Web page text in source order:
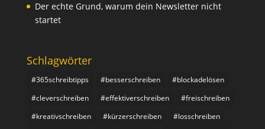
Der echte Grund, warum dein Newsletter nicht
startet
Schlagwörter
#365schreibtipps #besserschreiben
#blockadelösen
#cleverschreiben
#effektiverschreiben
#freischreiben
#kreativschreiben
#kürzerschreiben
#losschreiben